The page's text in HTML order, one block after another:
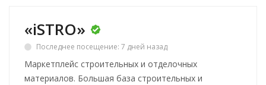
«iSTRO»
Последнее посещение: 7 дней назад
Маркетплейс строительных и отделочных
материалов. Большая база строительных и